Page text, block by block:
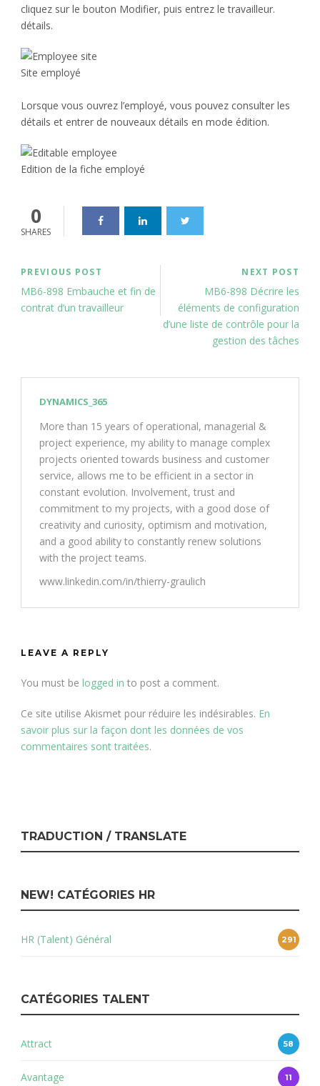
cliquez sur le bouton Modifier, puis entrez le travailleur.
détails.
Site employé
Lorsque vous ouvrez l’employé, vous pouvez consulter les
détails et entrer de nouveaux détails en mode édition.
Edition de la fiche employé
0
SHARES
PREVIOUS POST
MB6-898 Embauche et fin de
contrat d’un travailleur
NEXT POST
MB6-898 Décrire les
éléments de configuration
d’une liste de contrôle pour la
gestion des tâches
DYNAMICS_365
More than 15 years of operational, managerial &
project experience, my ability to manage complex
projects oriented towards business and customer
service, allows me to be efficient in a sector in
constant evolution. Involvement, trust and
commitment to my projects, with a good dose of
creativity and curiosity, optimism and motivation,
and a good ability to constantly renew solutions
with the project teams.
www.linkedin.com/in/thierry-graulich
LEAVE A REPLY
You must be logged in to post a comment.
Ce site utilise Akismet pour réduire les indésirables. En
savoir plus sur la façon dont les données de vos
commentaires sont traitées.
TRADUCTION / TRANSLATE
NEW! CATÉGORIES HR
HR (Talent) Général 291
CATÉGORIES TALENT
Attract 58
Avantage 11